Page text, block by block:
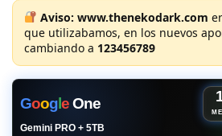
Aviso: www.thenekodark.com
que utilizabamos, en los nuevos
cambiando a 123456789
GoogeOne
Gemini PRO + 5TB